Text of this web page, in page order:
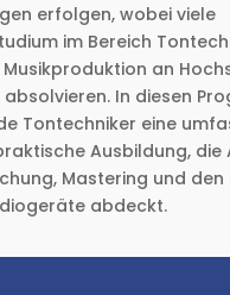
erfolgen, wobei viele
im Bereich
an
In diesen
Tontechniker eine
Ausbildung, die
Mastering und den
abdeckt.